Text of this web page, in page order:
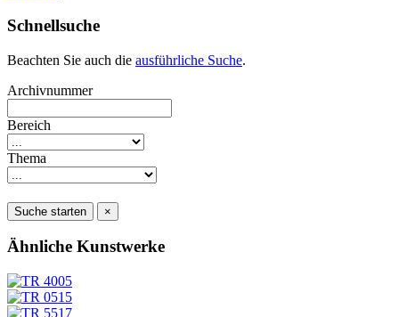
Schnellsuche
Beachten Sie auch die ausführliche Suche.
Archivnummer
Bereich
Thema
Suche starten ×
Ähnliche Kunstwerke